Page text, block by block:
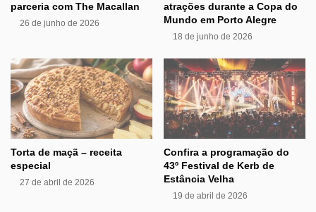
parceria com The Macallan
26 de junho de 2026
atrações durante a Copa do
Mundo em Porto Alegre
18 de junho de 2026
Torta de maçã – receita
especial
27 de abril de 2026
Confira a programação do
43º Festival de Kerb de
Estância Velha
19 de abril de 2026